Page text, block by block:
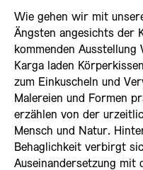
Wie gehen wir mit
Ängsten angesichts der
kommenden
Karga laden
zum Einkuscheln und
Malereien und Formen
erzählen von der
Mensch und Natur.
Behaglichkeit verbirgt
Auseinandersetzung mit